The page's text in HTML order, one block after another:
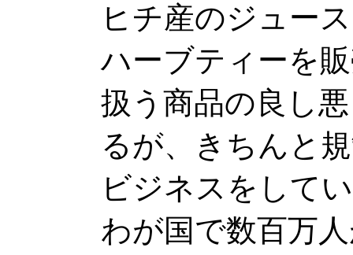
ヒチ産のジュー
ハーブティーを
扱う商品の良し
るが、きちんと
ビジネスをして
わが国で数百万